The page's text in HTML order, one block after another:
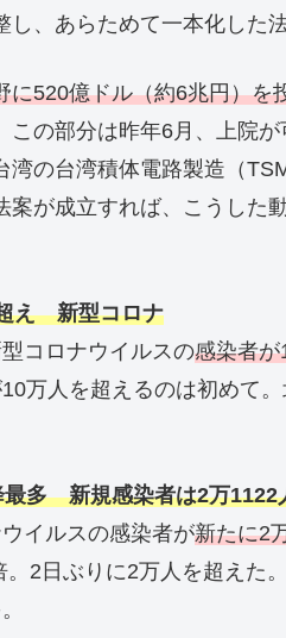
、あらためて一本化した
に520億ドル（約6兆円）を
この部分は昨年6月、上院
湾の台湾積体電路製造（
案が成立すれば、こうした
え 新型コロナ
コロナウイルスの感染者が
万人を超えるのは初めて
最多 新規感染者は2万1122
イルスの感染者が新たに2
2日ぶりに2万人を超えた